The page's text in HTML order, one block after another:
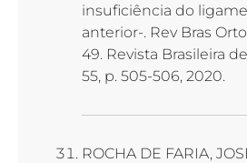
insuficiência do
anterior-. Rev Bras
49. Revista Brasileira
55, p. 505-506, 2020.
ROCHA DE FARIA,